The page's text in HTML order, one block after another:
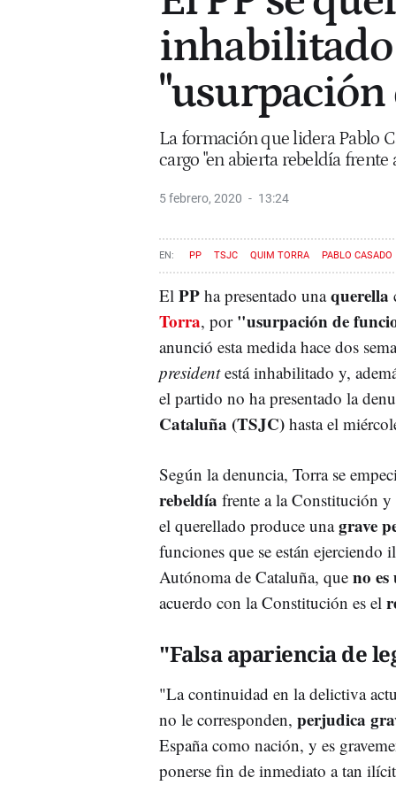
"usurpación
La formación que lidera Pablo
cargo "en abierta rebeldía frente
5 febrero, 2020 13:24
PP TSJC QUIM TORRA PABLO CASADO
El PP ha presentado unaquerella
Torra, por "usurpación de
anunció esta medida hace dos
presidentestá inhabilitado y,
el partido no ha presentado la
Cataluña (TSJC) hasta el
Según la denuncia, Torra se
rebeldía frente a la Constitución
el querellado produce unagrave
funciones que se están ejerciendo
Autónoma de Cataluña, que no
acuerdo con la Constitución es el
"Falsa apariencia de
"La continuidad en la delictiva
no le corresponden, perjudica
España como nación, y es
ponerse fin de inmediato a tan